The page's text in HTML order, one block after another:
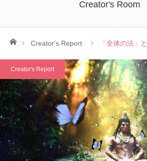
Creator's Room
ホームCreator's Report 「全体の法」
Creator's Report